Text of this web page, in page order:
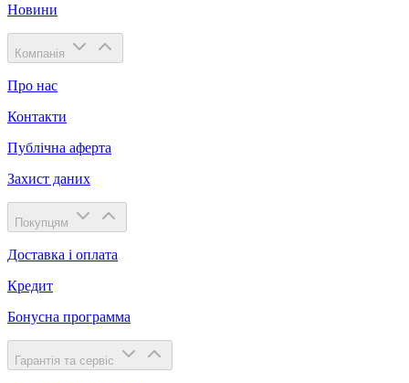
Новини
Компанія
Про нас
Контакти
Публічна аферта
Захист даних
Покупцям
Доставка і оплата
Кредит
Бонусна программа
Гарантія та сервіс